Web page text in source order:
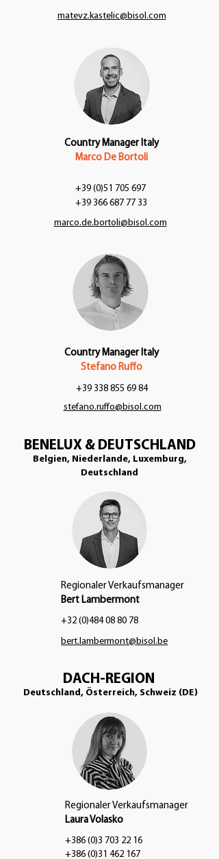
matevz.kastelic@bisol.com
Country Manager Italy
Marco De Bortoli
+39 (0)51 705 697
+39 366 687 77 33
marco.de.bortoli@bisol.com
Country Manager Italy
Stefano Ruffo
+39 338 855 69 84
stefano.ruffo@bisol.com
BENELUX & DEUTSCHLAND
Belgien, Niederlande, Luxemburg,
Deutschland
Regionaler Verkaufsmanager
Bert Lambermont
+32 (0)484 08 80 78
bert.lambermont@bisol.be
DACH-REGION
Deutschland, Österreich, Schweiz (DE)
Regionaler Verkaufsmanager
Laura Volasko
+386 (0)3 703 22 16
+386 (0)31 462 167